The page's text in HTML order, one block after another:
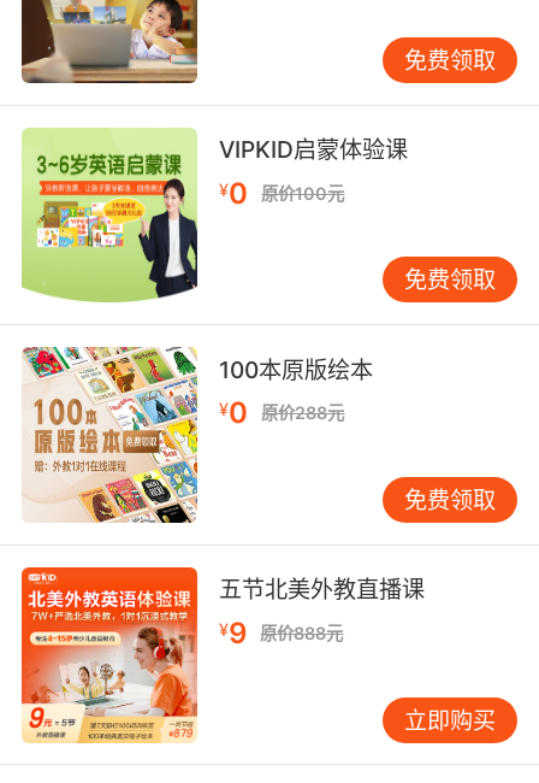
比如在学习“nose、hand、face、mouth”这些人
体器官相关的单词的时候，可以指着自己对应的
身体部位也可以玩说鼻子指鼻子或者说眼睛指耳
地调动起来。并且孩子在这样欢快的氛围中学习
效果也更佳，亲子互动的教学学习方式也能使孩
子的英语学习更有动力，他们在家长的影响之下
也能学的更好。
少儿英语怎么学第三步：提供语言环境
学习一门语言环境其实是很重要的，所以家长可
以给孩子创造这样的学习英语的氛围，比如买一
些英语正版的磁带播放给孩子听、跟孩子一起学
唱英文歌曲以及一起观看动画片等，在听的时候
力和听力能力的锻炼都是很有帮助的，此外日常
生活中都可以学习英语、练习英语。
少儿英语怎么学最后一点就是家长要系统并且有
计划的带领孩子学习，要知道家长对孩子学习的
影响是很大的，因此家长要树立一个好的榜样作
免费领取
VIPKID启蒙体验课
¥0 原价100元
免费领取
100本原版绘本
¥0 原价288元
免费领取
五节北美外教直播课
¥9 原价888元
立即购买